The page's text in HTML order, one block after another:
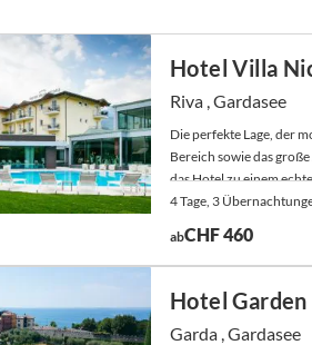
Hotel Villa
Riva , Gardasee
Die perfekte Lage, der
Bereich sowie das
das Hotel zu einem
4 Tage, 3
abCHF 460
Hotel Garden
Garda , Gardasee